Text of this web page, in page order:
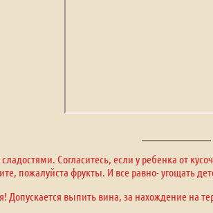
Согласитесь, если у ребенка от
пожалуйста фрукты. И все равно- угощать
выпить вина, за нахождение на